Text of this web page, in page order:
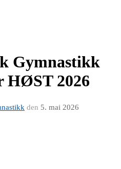
Gymnastikk
HØST 2026
den 5. mai 2026